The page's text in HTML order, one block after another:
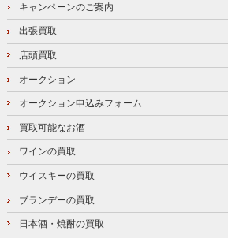
キャンペーンのご案内
出張買取
店頭買取
オークション
オークション申込みフォーム
買取可能なお酒
ワインの買取
ウイスキーの買取
ブランデーの買取
日本酒・焼酎の買取